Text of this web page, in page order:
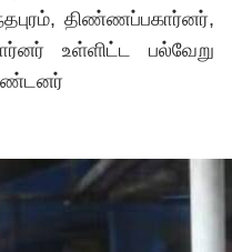
திண்ணப்பகார்னர்,
உள்ளிட்ட பல்வேறு